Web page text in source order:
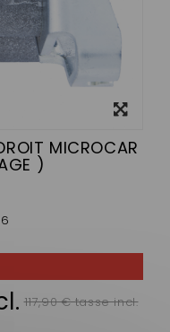
MICROCAR
)
117,90 € tasse incl.